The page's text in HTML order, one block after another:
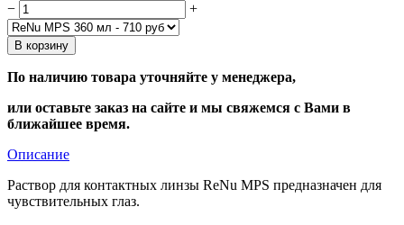
− +
В корзину
По наличию товара уточняйте у менеджера,
или оставьте заказ на сайте и мы свяжемся с Вами в
ближайшее время.
Описание
Раствор для контактных линзы ReNu MPS предназначен для
чувствительных глаз.